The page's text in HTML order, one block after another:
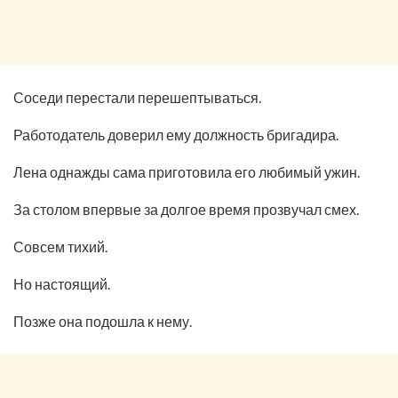
Соседи перестали перешептываться.
Работодатель доверил ему должность бригадира.
Лена однажды сама приготовила его любимый ужин.
За столом впервые за долгое время прозвучал смех.
Совсем тихий.
Но настоящий.
Позже она подошла к нему.